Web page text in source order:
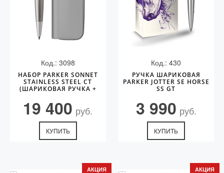
Код.: 3098
НАБОР PARKER SONNET
STAINLESS STEEL CT
(ШАРИКОВАЯ РУЧКА +
19 400 руб.
КУПИТЬ
Код.: 430
РУЧКА ШАРИКОВАЯ
PARKER JOTTER SE HORSE
SS GT
3 990 руб.
КУПИТЬ
АКЦИЯ АКЦИЯ